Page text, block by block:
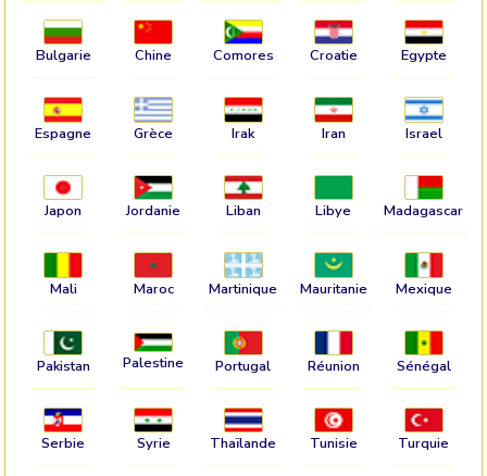
Bulgarie Chine Comores Croatie Egypte
Espagne Grèce Irak Iran Israel
Japon Jordanie Liban Libye Madagascar
Mali Maroc Martinique Mauritanie Mexique
Pakistan Palestine Portugal Réunion Sénégal
Serbie Syrie Thaïlande Tunisie Turquie